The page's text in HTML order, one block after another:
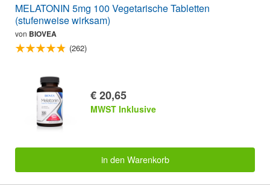
MELATONIN 5mg 100 Vegetarische Tabletten
(stufenweise wirksam)
von BIOVEA
(262)
€ 20,65
MWST Inklusive
in den Warenkorb